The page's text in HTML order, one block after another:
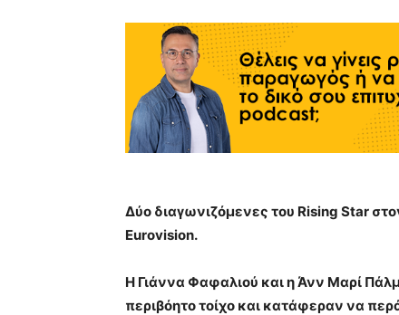
Δύο διαγωνιζόμενες του Rising Star
Eurovision.
Η Γιάννα Φαφαλιού και η Άνν Μαρί
περιβόητο τοίχο και κατάφεραν να